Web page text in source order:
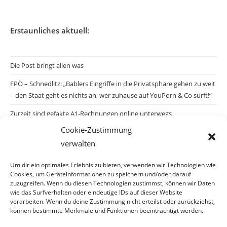
Cookie-Zustimmung
verwalten
Um dir ein optimales Erlebnis zu bieten, verwenden wir Technologien wie
Cookies, um Geräteinformationen zu speichern und/oder darauf
zuzugreifen. Wenn du diesen Technologien zustimmst, können wir Daten
wie das Surfverhalten oder eindeutige IDs auf dieser Website
verarbeiten. Wenn du deine Zustimmung nicht erteilst oder zurückziehst,
können bestimmte Merkmale und Funktionen beeinträchtigt werden.
Erstaunliches aktuell:
Die Post bringt allen was
FPÖ – Schnedlitz: „Bablers Eingriffe in die Privatsphäre gehen zu weit
– den Staat geht es nichts an, wer zuhause auf YouPorn & Co surft!“
Zurzeit sind gefakte A1-Rechnungen online unterwegs
Salzburgs Juden und ihre Sicherheit: „Erst nach einem Anschlag wäre
die Gefahr endlich konkret!“
Biologisches Wunder in Ceuta
Ein vermeintliches Abschiebemärchen
Archiv